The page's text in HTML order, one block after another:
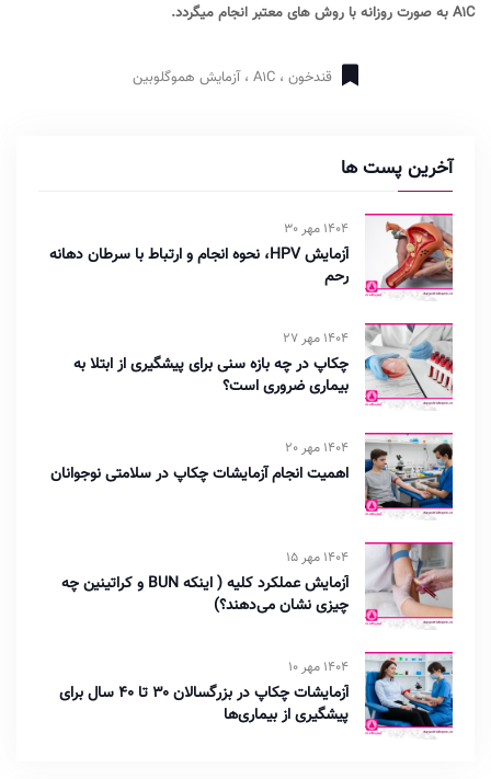
A1C به صورت روزانه با روش های معتبر انجام میگردد.
قندخون ، A1C ، آزمایش هموگلوبین
آخرین پست ها
1404 مهر 30
آزمایش HPV، نحوه انجام و ارتباط با سرطان دهانه
رحم
1404 مهر 27
چکاپ در چه بازه سنی برای پیشگیری از ابتلا به
بیماری ضروری است؟
1404 مهر 20
اهمیت انجام آزمایشات چکاپ در سلامتی نوجوانان
1404 مهر 15
آزمایش عملکرد کلیه ( اینکه BUN و کراتینین چه
چیزی نشان می‌دهند؟)
1404 مهر 10
آزمایشات چکاپ در بزرگسالان ۳۰ تا ۴۰ سال برای
پیشگیری از بیماری‌ها